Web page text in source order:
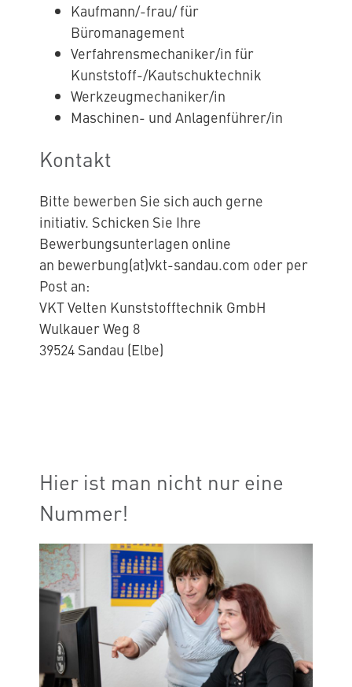
Kaufmann/-frau/ für
Büromanagement
Verfahrensmechaniker/in für
Kunststoff-/Kautschuktechnik
Werkzeugmechaniker/in
Maschinen- und Anlagenführer/in
Kontakt
Bitte bewerben Sie sich auch gerne
initiativ. Schicken Sie Ihre
Bewerbungsunterlagen online
an bewerbung(at)vkt-sandau.com oder per
Post an:
VKT Velten Kunststofftechnik GmbH
Wulkauer Weg 8
39524 Sandau (Elbe)
Hier ist man nicht nur eine
Nummer!